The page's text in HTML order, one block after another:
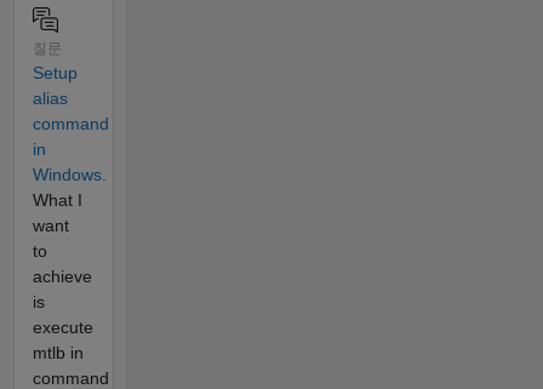
질문
Setup
alias
command
in
Windows.
What I
want
to
achieve
is
execute
mtlb in
command